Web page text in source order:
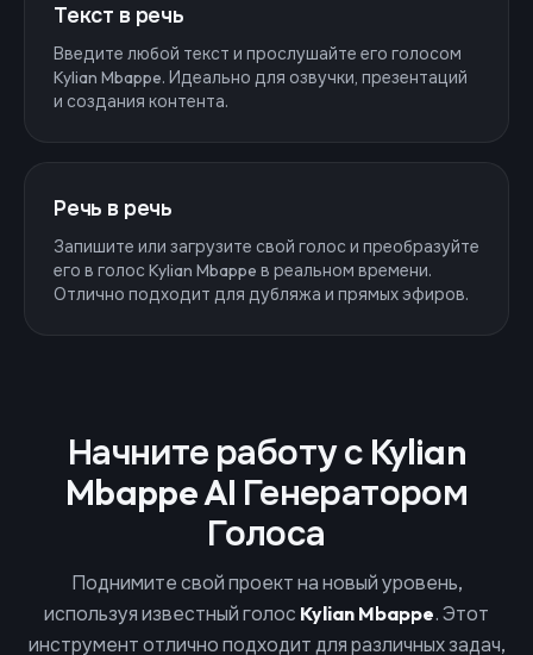
Текст в речь
Введите любой текст и прослушайте его голосом
Kylian Mbappe. Идеально для озвучки, презентаций
и создания контента.
Речь в речь
Запишите или загрузите свой голос и преобразуйте
его в голос Kylian Mbappe в реальном времени.
Отлично подходит для дубляжа и прямых эфиров.
Начните работу с Kylian
Mbappe AI Генератором
Голоса
Поднимите свой проект на новый уровень,
используя известный голос Kylian Mbappe. Этот
инструмент отлично подходит для различных задач,